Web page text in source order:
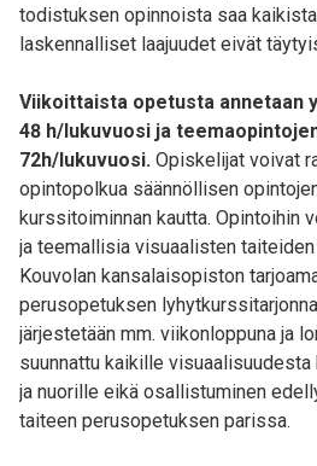
todistuksen opinnoista saa
laskennalliset laajuudet eivät
Viikoittaista opetusta annetaan
48 h/lukuvuosi ja
72h/lukuvuosi. Opiskelijat voivat
opintopolkua säännöllisen
kurssitoiminnan kautta. Opintoihin
ja teemallisia visuaalisten
Kouvolan kansalaisopiston
perusopetuksen
järjestetään mm. viikonloppuna ja
suunnattu kaikille
ja nuorille eikä osallistuminen
taiteen perusopetuksen parissa.